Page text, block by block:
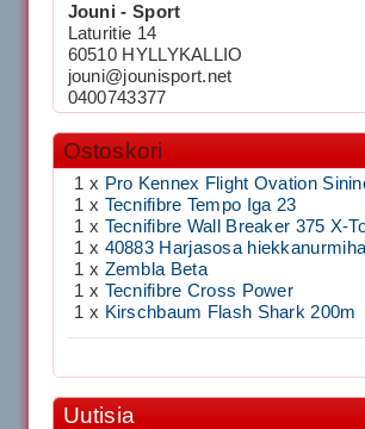
Jouni - Sport
Laturitie 14
60510 HYLLYKALLIO
jouni@jounisport.net
0400743377
Ostoskori
1 x Pro Kennex Flight Ovation
1 x Tecnifibre Tempo Iga 23
1 x Tecnifibre Wall Breaker 375 X-
1 x 40883 Harjasosa
1 x Zembla Beta
1 x Tecnifibre Cross Power
1 x Kirschbaum Flash Shark 200m
Uutisia